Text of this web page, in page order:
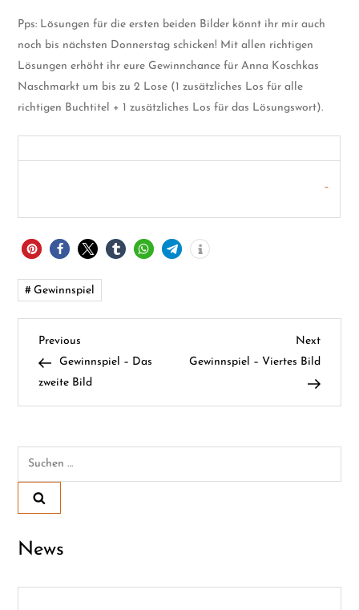
Pps: Lösungen für die ersten beiden Bilder könnt ihr mir auch
noch bis nächsten Donnerstag schicken! Mit allen richtigen
Lösungen erhöht ihr eure Gewinnchance für Anna Koschkas
Naschmarkt um bis zu 2 Lose (1 zusätzliches Los für alle
richtigen Buchtitel + 1 zusätzliches Los für das Lösungswort).
Gewinnspiel
B
e
t
r
g
s
Previous
Post
Previous
Gewinnspiel – Das
zweite Bild
Next
Next
Gewinnspiel – Viertes Bild
Suchen
News